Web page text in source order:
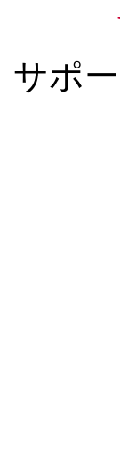
サポ